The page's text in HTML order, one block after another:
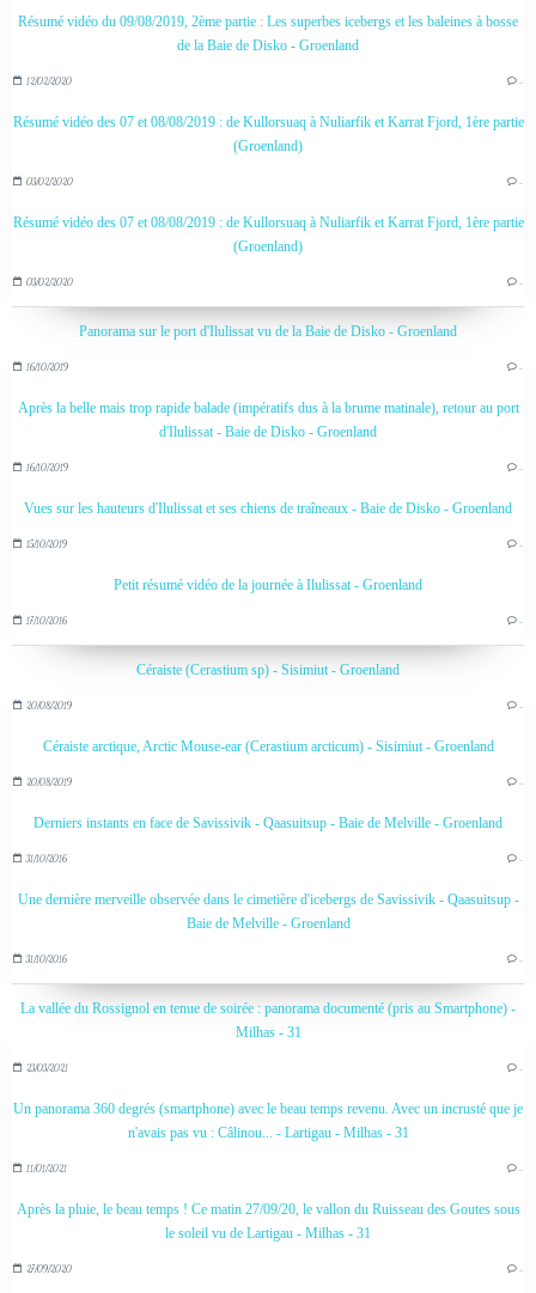
Résumé vidéo du 09/08/2019, 2ème partie : Les superbes icebergs et les baleines à bosse
de la Baie de Disko - Groenland
12/02/2020 …
Résumé vidéo des 07 et 08/08/2019 : de Kullorsuaq à Nuliarfik et Karrat Fjord, 1ère partie
(Groenland)
03/02/2020 …
Résumé vidéo des 07 et 08/08/2019 : de Kullorsuaq à Nuliarfik et Karrat Fjord, 1ère partie
(Groenland)
03/02/2020 …
Panorama sur le port d'Ilulissat vu de la Baie de Disko - Groenland
16/10/2019 …
Après la belle mais trop rapide balade (impératifs dus à la brume matinale), retour au port
d'Ilulissat - Baie de Disko - Groenland
16/10/2019 …
Vues sur les hauteurs d'Ilulissat et ses chiens de traîneaux - Baie de Disko - Groenland
15/10/2019 …
Petit résumé vidéo de la journée à Ilulissat - Groenland
17/10/2016 …
Céraiste (Cerastium sp) - Sisimiut - Groenland
20/08/2019 …
Céraiste arctique, Arctic Mouse-ear (Cerastium arcticum) - Sisimiut - Groenland
20/08/2019 …
Derniers instants en face de Savissivik - Qaasuitsup - Baie de Melville - Groenland
31/10/2016 …
Une dernière merveille observée dans le cimetière d'icebergs de Savissivik - Qaasuitsup -
Baie de Melville - Groenland
31/10/2016 …
La vallée du Rossignol en tenue de soirée : panorama documenté (pris au Smartphone) -
Milhas - 31
23/03/2021 …
Un panorama 360 degrés (smartphone) avec le beau temps revenu. Avec un incrusté que je
n'avais pas vu : Câlinou... - Lartigau - Milhas - 31
11/01/2021 …
Après la pluie, le beau temps ! Ce matin 27/09/20, le vallon du Ruisseau des Goutes sous
le soleil vu de Lartigau - Milhas - 31
27/09/2020 …